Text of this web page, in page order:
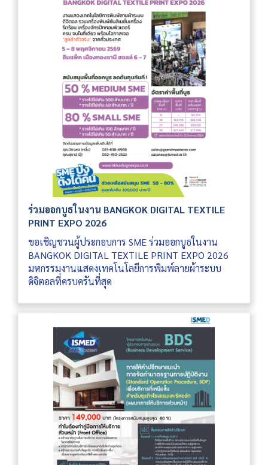
ร่วมออกบูธในงาน BANGKOK DIGITAL TEXTILE
PRINT EXPO 2026
ขอเชิญชวนผู้ประกอบการ SME ร่วมออกบูธในงาน
BANGKOK DIGITAL TEXTILE PRINT EXPO 2026
มหกรรมงานแสดงเทคโนโลยีการพิมพ์ลายผ้าระบบ
ดิจิตอลที่ครบครันที่สุด